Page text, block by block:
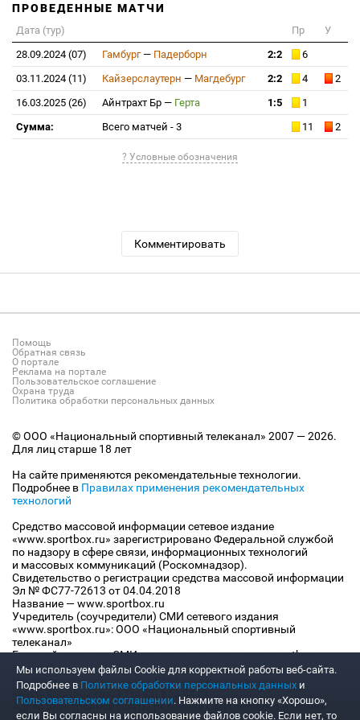
ПРОВЕДЕННЫЕ МАТЧИ
Дата (тур) Пр
У
28.09.2024 (07)
Гамбург— Падерборн 2:2
6
03.11.2024 (11)
Кайзерслаутерн — Магдебург 2:2 4
2
16.03.2025 (26)
Айнтрахт Бр — Герта 1:5
1
Сумма:
Всего матчей - 3 11 2
? Условные обозначения
Комментировать
Помощь
Обратная связь
О портале
Реклама на портале
Пользовательское соглашение
Охрана труда
Политика обработки персональных данных
© ООО «Национальный спортивный телеканал» 2007 — 2026.
Для лиц старше 18 лет
На сайте применяются рекомендательные технологии.
Подробнее в Правилах применения рекомендательных
технологий
Средство массовой информации сетевое издание
«www.sportbox.ru» зарегистрировано Федеральной службой
по надзору в сфере связи, информационных технологий
и массовых коммуникаций (Роскомнадзор).
Свидетельство о регистрации средства массовой информации
Эл № ФС77-72613 от 04.04.2018
Название — www.sportbox.ru
Учредитель (соучредители) СМИ сетевого издания
«www.sportbox.ru»: ООО «Национальный спортивный
телеканал»
Главный редактор СМИ сетевого издания «www.sportbox.ru»:
Конов В.А.
Номер телефона редакции СМИ сетевого издания
«www.sportbox.ru»: +7 (495) 653 8419
Адрес электронной почты редакции СМИ сетевого издания
Мы используем файлы Сookie для корректной работы веб-сайта.
Подробнее в Политике обработки персональных данных и
Пользовательском соглашении. Нажмите на кнопку «Хорошо»,
если Вы согласны на использование файлов cookie. Если нет, то